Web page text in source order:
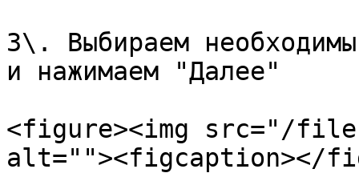
3\. Выбираем
и нажимаем "Далее"
<figure><img src="/files/
alt=""><figcaption></